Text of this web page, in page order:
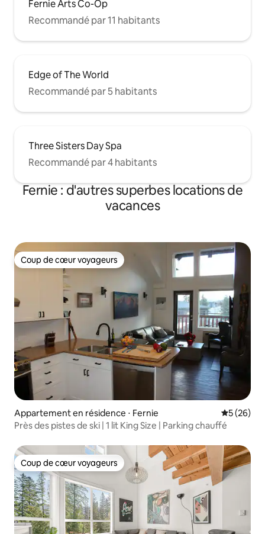
Fernie Arts Co-Op
Recommandé par 11 habitants
Edge of The World
Recommandé par 5 habitants
Three Sisters Day Spa
Recommandé par 4 habitants
Fernie : d'autres superbes locations de
vacances
Coup de cœur voyageurs
Coup de cœur voyageurs
Appartement en résidence ⋅ Fernie
5 (26)
Près des pistes de ski | 1 lit King Size | Parking chauffé
Coup de cœur voyageurs
Coup de cœur voyageurs